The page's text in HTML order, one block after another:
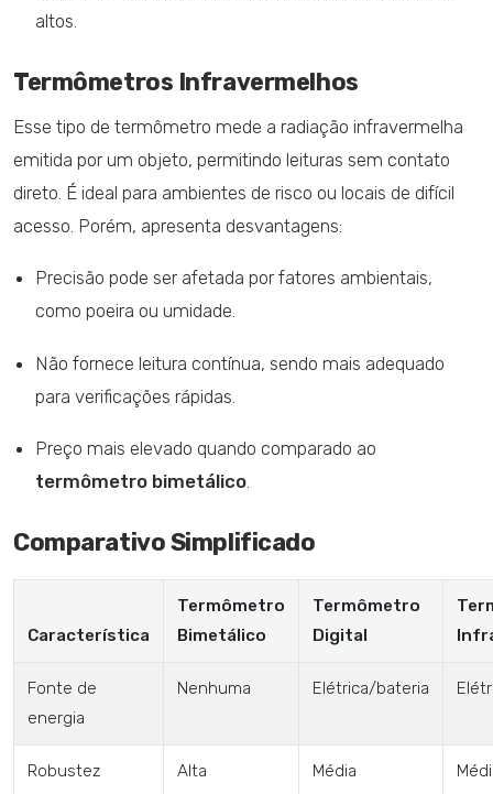
altos.
Termômetros Infravermelhos
Esse tipo de termômetro mede a radiação infravermelha
emitida por um objeto, permitindo leituras sem contato
direto. É ideal para ambientes de risco ou locais de difícil
acesso. Porém, apresenta desvantagens:
Precisão pode ser afetada por fatores ambientais,
como poeira ou umidade.
Não fornece leitura contínua, sendo mais adequado
para verificações rápidas.
Preço mais elevado quando comparado ao
termômetro bimetálico.
Comparativo Simplificado
Característica
Termômetro
Bimetálico
Termômetro
Digital
Fonte de
energia
Nenhuma Elétrica/bateria
Robustez Alta Média